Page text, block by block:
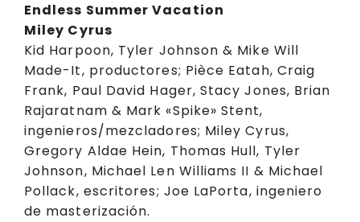
Endless Summer Vacation
Miley Cyrus
Kid Harpoon, Tyler Johnson & Mike Will
Made-It, productores; Pièce Eatah, Craig
Frank, Paul David Hager, Stacy Jones, Brian
Rajaratnam & Mark «Spike» Stent,
ingenieros/mezcladores; Miley Cyrus,
Gregory Aldae Hein, Thomas Hull, Tyler
Johnson, Michael Len Williams II & Michael
Pollack, escritores; Joe LaPorta, ingeniero
de masterización.